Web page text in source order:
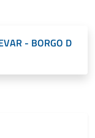
- BORGO D